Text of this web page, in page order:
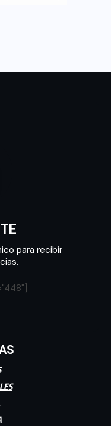
para recibir